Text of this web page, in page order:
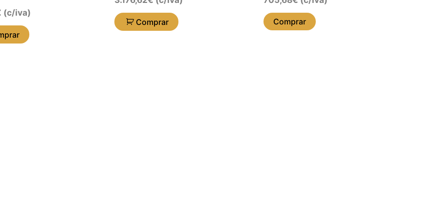
(c/iva)
Comprar Comprar